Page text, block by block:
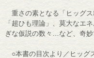
重さの素となる「ヒッグ
「超ひも理論」、莫大なエ
ぎな仮説の数々…など、奇妙
○本書の目次より／ヒッグ